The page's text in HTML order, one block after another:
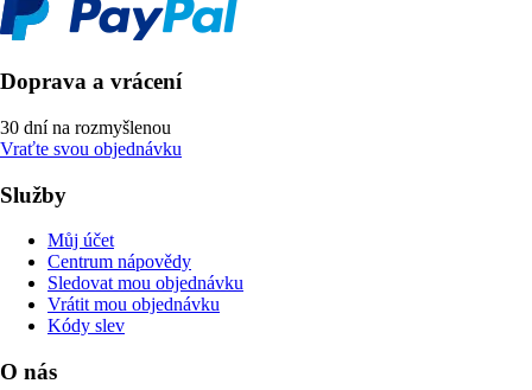
Doprava a vrácení
30 dní na rozmyšlenou
Vraťte svou objednávku
Služby
Můj účet
Centrum nápovědy
Sledovat mou objednávku
Vrátit mou objednávku
Kódy slev
O nás